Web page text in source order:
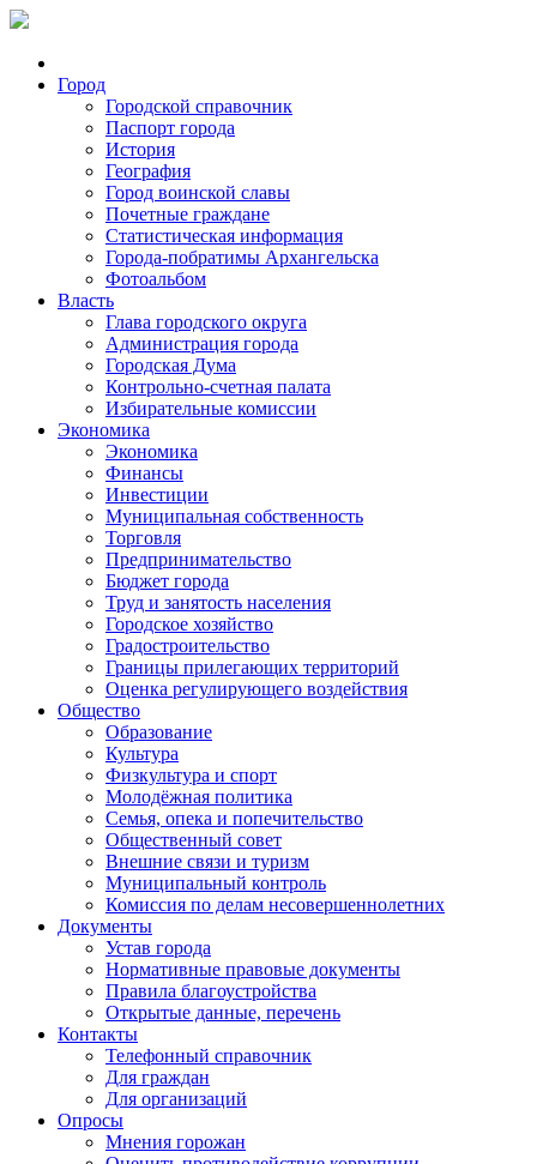
Город
Городской справочник
Паспорт города
История
География
Город воинской славы
Почетные граждане
Статистическая информация
Города-побратимы Архангельска
Фотоальбом
Власть
Глава городского округа
Администрация города
Городская Дума
Контрольно-счетная палата
Избирательные комиссии
Экономика
Экономика
Финансы
Инвестиции
Муниципальная собственность
Торговля
Предпринимательство
Бюджет города
Труд и занятость населения
Городское хозяйство
Градостроительство
Границы прилегающих территорий
Оценка регулирующего воздействия
Общество
Образование
Культура
Физкультура и спорт
Молодёжная политика
Семья, опека и попечительство
Общественный совет
Внешние связи и туризм
Муниципальный контроль
Комиссия по делам несовершеннолетних
Документы
Устав города
Нормативные правовые документы
Правила благоустройства
Открытые данные, перечень
Контакты
Телефонный справочник
Для граждан
Для организаций
Опросы
Мнения горожан